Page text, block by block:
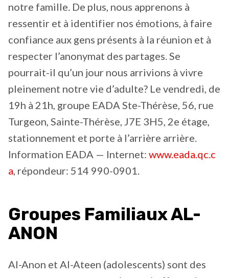
notre famille. De plus, nous apprenons à
ressentir et à identifier nos émotions, à faire
confiance aux gens présents à la réunion et à
respecter l’anonymat des partages. Se
pourrait-il qu’un jour nous arrivions à vivre
pleinement notre vie d’adulte? Le vendredi, de
19h à 21h, groupe EADA Ste-Thérèse, 56, rue
Turgeon, Sainte-Thérèse, J7E 3H5, 2e étage,
stationnement et porte à l’arrière arrière.
Information EADA — Internet: www.eada.qc.c
a, répondeur: 514 990-0901.
Groupes Familiaux AL-
ANON
Al-Anon et Al-Ateen (adolescents) sont des